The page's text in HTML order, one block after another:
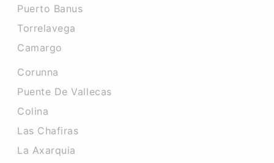
Puerto Banus
Torrelavega
Camargo
Corunna
Puente De Vallecas
Colina
Las Chafiras
La Axarquia